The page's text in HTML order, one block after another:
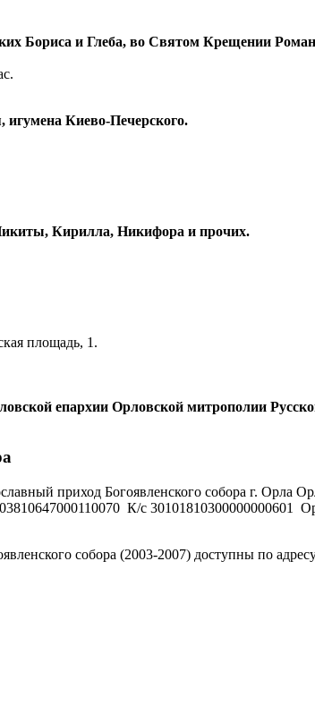
Бориса и Глеба, во Святом Крещении
Киево-Печерского.
Кирилла, Никифора и прочих.
площадь, 1.
епархии Орловской митрополии
приход Богоявленского собора г.
К/с 30101810300000000601
собора (2003-2007) доступны по